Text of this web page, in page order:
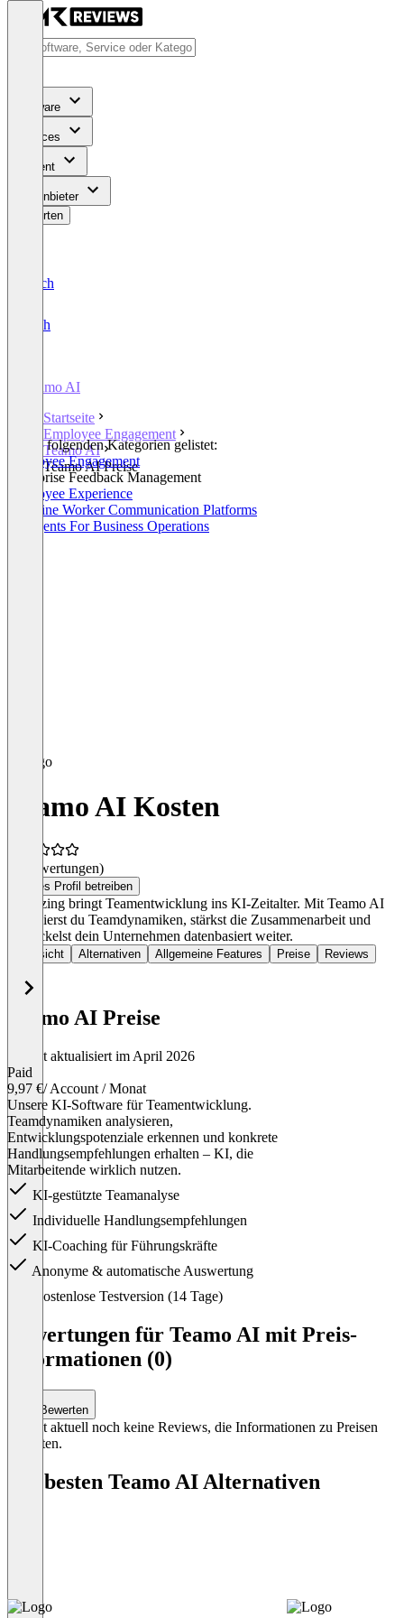
Software
Services
Content
Für Anbieter
Bewerten
Deutsch
English
Teamo AI
Startseite
Employee Engagement
Teamo AI
Teamo AI Preise
In den folgenden Kategorien gelistet:
Employee Engagement
Enterprise Feedback Management
Employee Experience
Frontline Worker Communication Platforms
AI Agents For Business Operations
Teamo AI Kosten
(0 Bewertungen)
Dieses Profil betreiben
teamazing bringt Teamentwicklung ins KI-Zeitalter. Mit Teamo AI
analysierst du Teamdynamiken, stärkst die Zusammenarbeit und
entwickelst dein Unternehmen datenbasiert weiter.
Übersicht Alternativen Allgemeine Features Preise Reviews
Teamo AI Preise
Zuletzt aktualisiert im April 2026
Paid
9,97 €/ Account / Monat
Unsere KI-Software für Teamentwicklung.
Teamdynamiken analysieren,
Entwicklungspotenziale erkennen und konkrete
Handlungsempfehlungen erhalten – KI, die
Mitarbeitende wirklich nutzen.
KI-gestützte Teamanalyse
Individuelle Handlungsempfehlungen
KI-Coaching für Führungskräfte
Anonyme & automatische Auswertung
Kostenlose Testversion (14 Tage)
Bewertungen für Teamo AI mit Preis-
Informationen (0)
Bewerten
Es gibt aktuell noch keine Reviews, die Informationen zu Preisen
enthalten.
Die besten Teamo AI Alternativen